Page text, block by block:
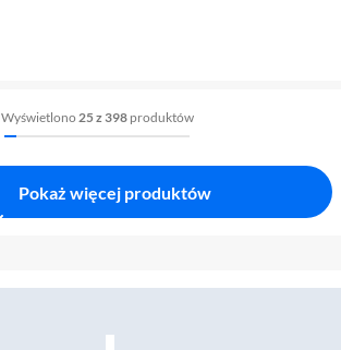
Wyświetlono 25 z 398 produktów
Pokaż więcej produktów